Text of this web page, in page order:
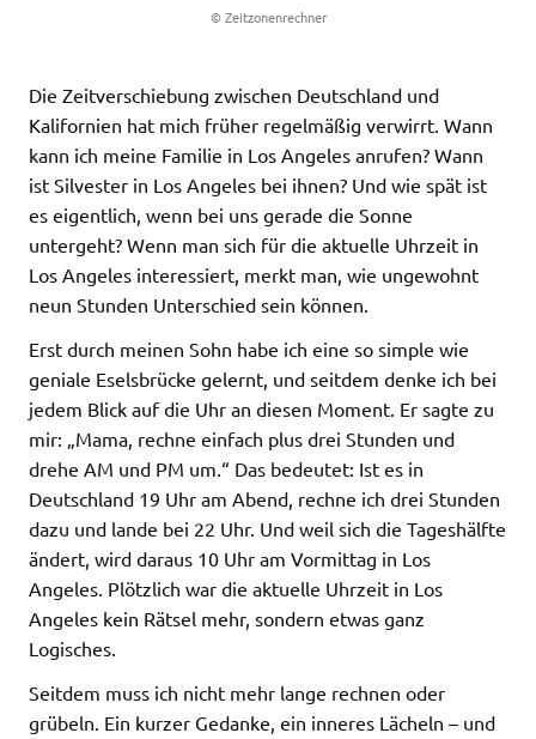
©Zeitzonenrechner
Die Zeitverschiebung zwischen Deutschland und
Kalifornien hat mich früher regelmäßig verwirrt. Wann
kann ich meine Familie in Los Angeles anrufen? Wann
ist Silvester in Los Angeles bei ihnen? Und wie spät ist
es eigentlich, wenn bei uns gerade die Sonne
untergeht? Wenn man sich für die aktuelle Uhrzeit in
Los Angeles interessiert, merkt man, wie ungewohnt
neun Stunden Unterschied sein können.
Erst durch meinen Sohn habe ich eine so simple wie
geniale Eselsbrücke gelernt, und seitdem denke ich bei
jedem Blick auf die Uhr an diesen Moment. Er sagte zu
mir: „Mama, rechne einfach plus drei Stunden und
drehe AM und PM um.“ Das bedeutet: Ist es in
Deutschland 19 Uhr am Abend, rechne ich drei Stunden
dazu und lande bei 22 Uhr. Und weil sich die Tageshälfte
ändert, wird daraus 10 Uhr am Vormittag in Los
Angeles. Plötzlich war die aktuelle Uhrzeit in Los
Angeles kein Rätsel mehr, sondern etwas ganz
Logisches.
Seitdem muss ich nicht mehr lange rechnen oder
grübeln. Ein kurzer Gedanke, ein inneres Lächeln – und